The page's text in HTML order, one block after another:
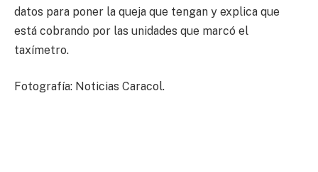
datos para poner la queja que tengan y explica que
está cobrando por las unidades que marcó el
taxímetro.
Fotografía: Noticias Caracol.